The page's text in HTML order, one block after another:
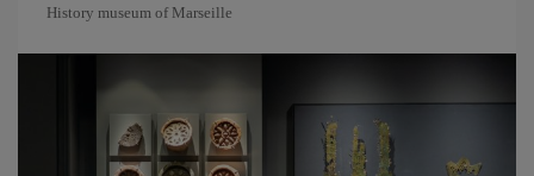
History museum of Marseille